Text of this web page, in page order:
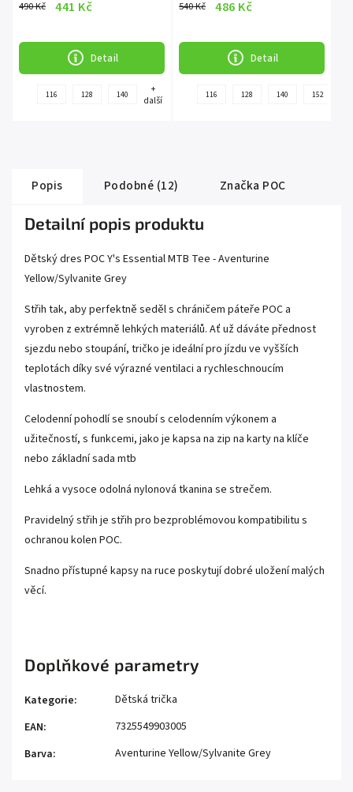
490 Kč 441 Kč
Detail
116 128 140
+
další
540 Kč 486 Kč
Detail
116 128 140 152
Popis Podobné (12) Značka POC
Detailní popis produktu
Dětský dres POC Y's Essential MTB Tee - Aventurine
Yellow/Sylvanite Grey
Střih tak, aby perfektně seděl s chráničem páteře POC a
vyroben z extrémně lehkých materiálů. Ať už dáváte přednost
sjezdu nebo stoupání, tričko je ideální pro jízdu ve vyšších
teplotách díky své výrazné ventilaci a rychleschnoucím
vlastnostem.
Celodenní pohodlí se snoubí s celodenním výkonem a
užitečností, s funkcemi, jako je kapsa na zip na karty na klíče
nebo základní sada mtb
Lehká a vysoce odolná nylonová tkanina se strečem.
Pravidelný střih je střih pro bezproblémovou kompatibilitu s
ochranou kolen POC.
Snadno přístupné kapsy na ruce poskytují dobré uložení malých
věcí.
Doplňkové parametry
Kategorie:
Dětská trička
EAN:
7325549903005
Barva: Aventurine Yellow/Sylvanite Grey